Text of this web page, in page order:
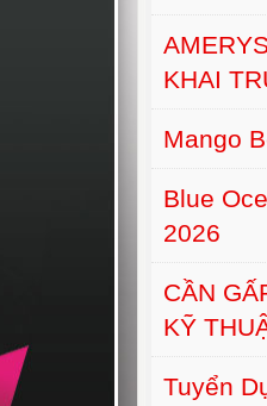
KHAI
Mango
Blue
2026
CẦN
KỸ
Tuyển